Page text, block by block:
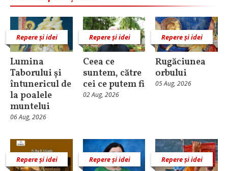
Repere și idei
Lumina
Taborului și
întunericul de
la poalele
muntelui
06 Aug, 2026
Repere și idei
Ceea ce
suntem, către
cei ce putem fi
02 Aug, 2026
Repere și idei
Rugăciunea
orbului
05 Aug, 2026
Repere și idei Repere și idei Repere și idei